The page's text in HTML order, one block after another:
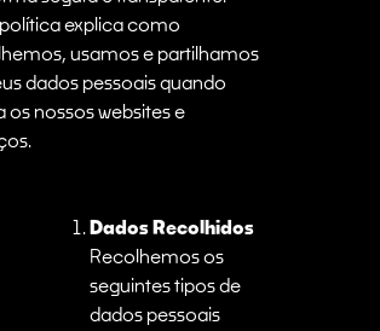
explica como
usamos e partilhamos
dados pessoais quando
os nossos websites e
Dados Recolhidos
Recolhemos os
seguintes tipos de
dados pessoais